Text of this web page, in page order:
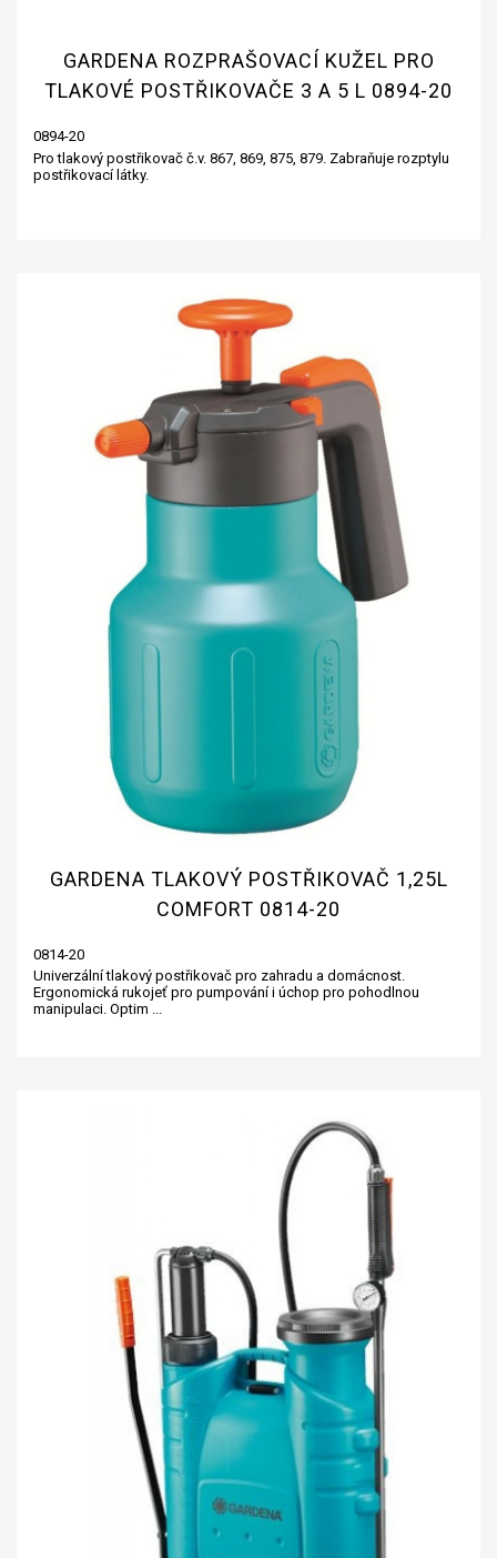
GARDENA ROZPRAŠOVACÍ KUŽEL PRO
TLAKOVÉ POSTŘIKOVAČE 3 A 5 L 0894-20
0894-20
Pro tlakový postřikovač č.v. 867, 869, 875, 879. Zabraňuje rozptylu
postřikovací látky.
GARDENA TLAKOVÝ POSTŘIKOVAČ 1,25L
COMFORT 0814-20
0814-20
Univerzální tlakový postřikovač pro zahradu a domácnost.
Ergonomická rukojeť pro pumpování i úchop pro pohodlnou
manipulaci. Optim ...